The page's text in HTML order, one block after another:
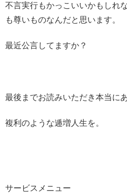
不言実行もかっこいいかもしれ
も尊いものなんだと思います。
最近公言してますか？
最後までお読みいただき本当に
複利のような逓増人生を。
サービスメニュー